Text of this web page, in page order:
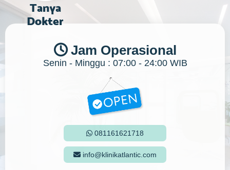
Tanya
Dokter
Jam Operasional
Senin - Minggu : 07:00 - 24:00 WIB
 081161621718
 info@klinikatlantic.com